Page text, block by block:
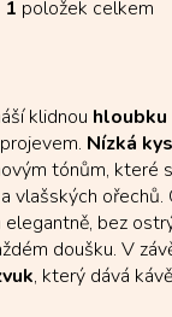
O
d
a
c
í
p
r
v
k
y
1 položek celkem
klidnou
Nízká
tónům, které
vlašských ořechů.
bez
doušku. V
, který dává